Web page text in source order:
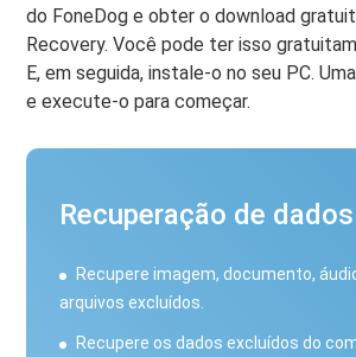
do FoneDog e obter o download
Recovery. Você pode ter isso
E, em seguida, instale-o no seu PC.
e execute-o para começar.
Recuperação de dados
Recupere imagem, documento,
arquivos excluídos.
Recupere os dados excluídos do